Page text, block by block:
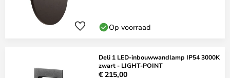
Op voorraad
Deli 1 LED-inbouwwandlamp IP54 3000K
zwart - LIGHT-POINT
€ 215,00